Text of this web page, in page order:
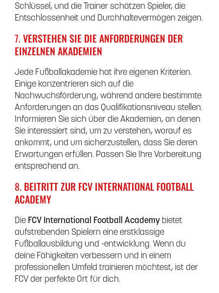
Schlüssel, und die Trainer schätzen Spieler, die
Entschlossenheit und Durchhaltevermögen zeigen.
7.VERSTEHEN SIE DIE ANFORDERUNGEN DER
EINZELNEN AKADEMIEN
Jede Fußballakademie hat ihre eigenen Kriterien.
Einige konzentrieren sich auf die
Nachwuchsförderung, während andere bestimmte
Anforderungen an das Qualifikationsniveau stellen.
Informieren Sie sich über die Akademien, an denen
Sie interessiert sind, um zu verstehen, worauf es
ankommt, und um sicherzustellen, dass Sie deren
Erwartungen erfüllen. Passen Sie Ihre Vorbereitung
entsprechend an.
8. BEITRITT ZUR FCV INTERNATIONAL FOOTBALL
ACADEMY
Die FCV International Football Academy bietet
aufstrebenden Spielern eine erstklassige
Fußballausbildung und -entwicklung. Wenn du
deine Fähigkeiten verbessern und in einem
professionellen Umfeld trainieren möchtest, ist der
FCV der perfekte Ort für dich.